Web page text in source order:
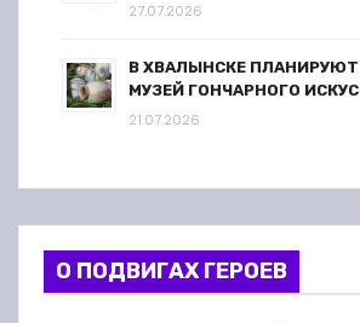
27.07.2026
В ХВАЛЫНСКЕ
МУЗЕЙ ГОНЧАРНОГО
21.07.2026
О ПОДВИГАХ ГЕРОЕВ